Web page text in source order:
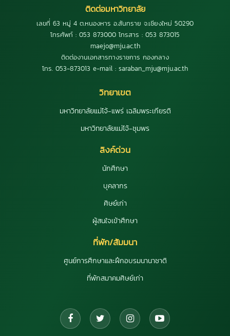
ติดต่อมหาวิทยาลัย
เลขที่ 63 หมู่ 4 ต.หนองหาร อ.สันทราย จ.เชียงใหม่ 50290
โทรศัพท์ : 053 873000 โทรสาร : 053 873015
maejo@mju.ac.th
ติดต่องานเอกสารทางราชการ กองกลาง
โทร. 053-873013 e-mail : saraban_mju@mju.ac.th
วิทยาเขต
มหาวิทยาลัยแม่โจ้-แพร่ เฉลิมพระเกียรติ
มหาวิทยาลัยแม่โจ้-ชุมพร
ลิงค์ด่วน
นักศึกษา
บุคลากร
ศิษย์เก่า
ผู้สนใจเข้าศึกษา
ที่พัก/สัมมนา
ศูนย์การศึกษาและฝึกอบรมนานาชาติ
ที่พักสมาคมศิษย์เก่า